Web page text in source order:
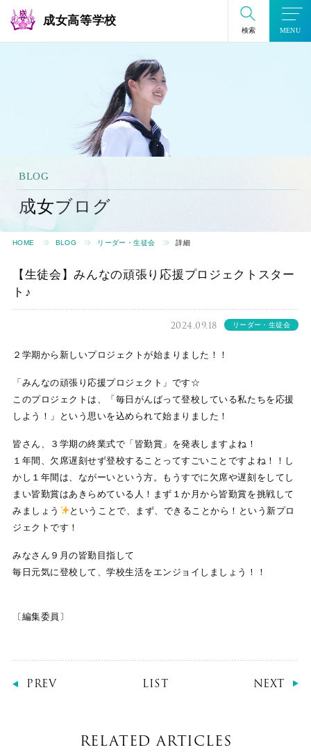
成女高等学校
検索 MENU
BLOG
成女ブログ
HOME BLOG リーダー・生徒会 詳細
【生徒会】みんなの頑張り応援プロジェクトスター
ト♪
2024.09.18 リーダー・生徒会
２学期から新しいプロジェクトが始まりました！！
「みんなの頑張り応援プロジェクト」です☆
このプロジェクトは、「毎日がんばって登校している私たちを応援
しよう！」という思いを込められて始まりました！
皆さん、３学期の終業式で「皆勤賞」を発表しますよね！
１年間、欠席遅刻せず登校することってすごいことですよね！！し
かし１年間は、ながーいという方。もうすでに欠席や遅刻をしてし
まい皆勤賞はあきらめている人！まず１か月から皆勤賞を挑戦して
みましょう
ということで、まず、できることから！という新プロ
ジェクトです！
みなさん９月の皆勤目指して
毎日元気に登校して、学校生活をエンジョイしましょう！！
〔編集委員〕
PREV LIST NEXT
RELATED ARTICLES